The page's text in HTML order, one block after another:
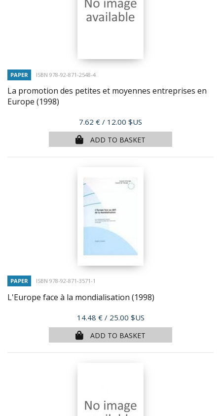
PAPER ISBN 978-92-871-2548-4
La promotion des petites et moyennes entreprises en
Europe (1998)
Price
7.62 € / 12.00 $US
ADD TO BASKET
PAPER ISBN 978-92-871-3571-1
L'Europe face à la mondialisation (1998)
Price
14.48 € / 25.00 $US
ADD TO BASKET